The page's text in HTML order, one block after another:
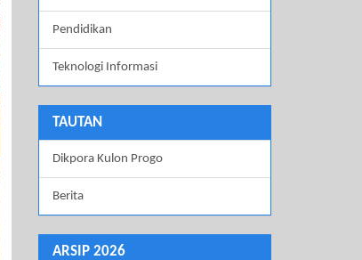
Pendidikan
Teknologi Informasi
TAUTAN
Dikpora Kulon Progo
Berita
ARSIP 2026